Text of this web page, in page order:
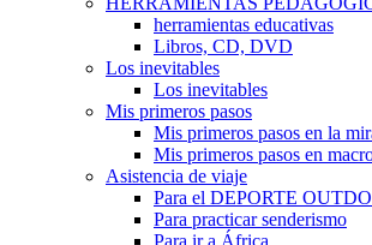
herramientas educativas
Libros, CD, DVD
Los inevitables
Los inevitables
Mis primeros pasos
Mis primeros pasos en la
Mis primeros pasos en
Asistencia de viaje
Para el DEPORTE
Para practicar senderismo
Para ir a África